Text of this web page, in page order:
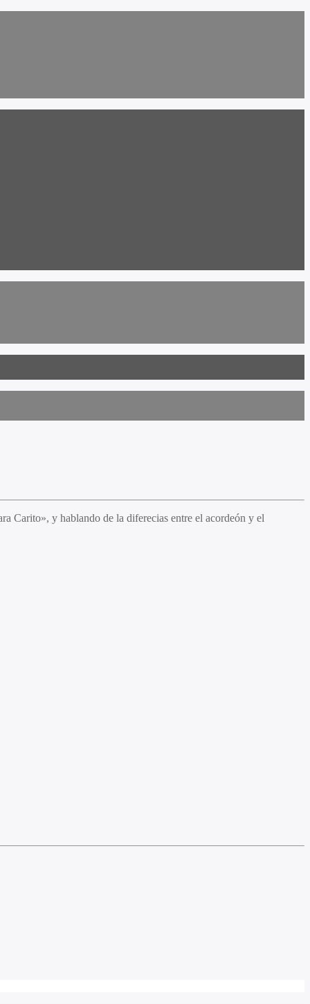
Carito», y hablando de la diferecias entre el acordeón y el